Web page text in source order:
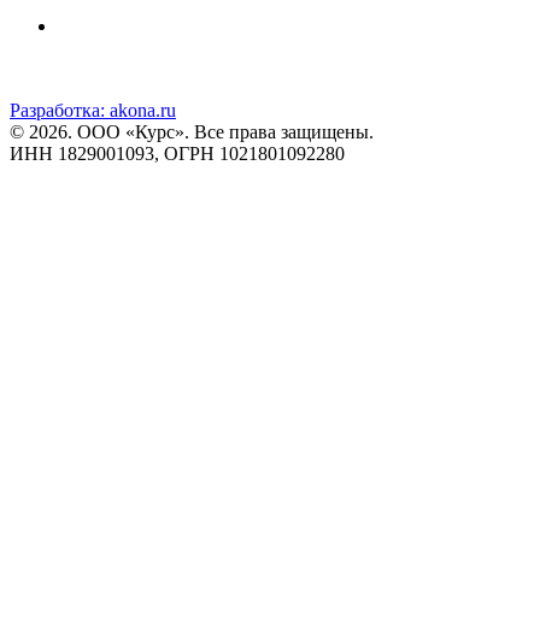
Разработка: akona.ru
© 2026. ООО «Курс». Все права защищены.
ИНН 1829001093, ОГРН 1021801092280